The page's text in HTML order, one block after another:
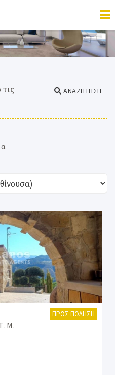
ΑΝΑΖΗΤΗΣΗ
ΠΡΟΣ ΠΏΛΗΣΗ